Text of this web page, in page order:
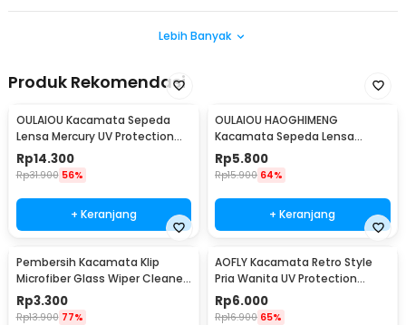
Lebih Banyak
Produk Rekomendasi
OULAIOU Kacamata Sepeda
Lensa Mercury UV Protection
Cycling Sunglasses - 9181
Rp14.300
Rp31.900 56%
+ Keranjang
OULAIOU HAOGHIMENG
Kacamata Sepeda Lensa
Mercury Cycling Outdoor Sport
- 3015
Rp5.800
Rp15.900 64%
+ Keranjang
Pembersih Kacamata Klip
Microfiber Glass Wiper Cleaner
Multifunction - TVA45
Rp3.300
Rp13.900 77%
AOFLY Kacamata Retro Style
Pria Wanita UV Protection
Sunglassses - 1125
Rp6.000
Rp16.900 65%